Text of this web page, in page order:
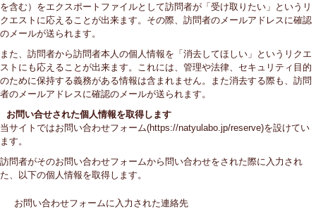
を含む）をエクスポートファイルとして訪問者が「受け取りたい」というリ
クエストに応えることが出来ます。その際、訪問者のメールアドレスに確認
のメールが送られます。
また、訪問者から訪問者本人の個人情報を「消去してほしい」というリクエ
ストにも応えることが出来ます。これには、管理や法律、セキュリティ目的
のために保持する義務がある情報は含まれません。また消去する際も、訪問
者のメールアドレスに確認のメールが送られます。
お問い合せされた個人情報を取得します
当サイトではお問い合わせフォーム(https://natyulabo.jp/reserve)を設けてい
ます。
訪問者がそのお問い合わせフォームから問い合わせをされた際に入力され
た、以下の個人情報を取得します。
お問い合わせフォームに入力された連絡先